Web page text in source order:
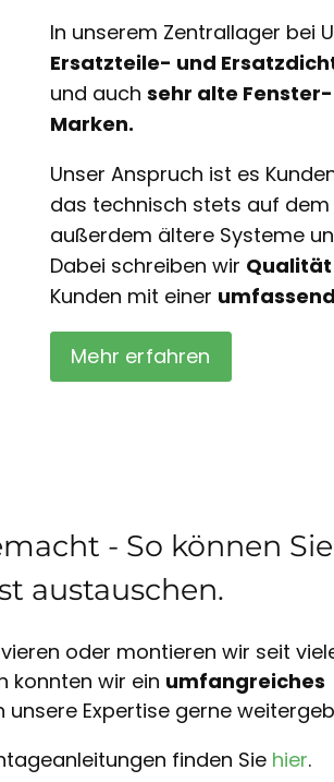
In unserem Zentrallager bei
Ersatzteile- und
und auchsehr alte
Marken.
Unser Anspruch ist es
das technisch stets auf
außerdem ältere Systeme
Dabei schreiben wir Qualität
Kunden mit einer
Mehr erfahren
- So können
austauschen.
oder montieren wir seit
konnten wir ein umfangreiches
Expertise gerne
finden Sie hier.